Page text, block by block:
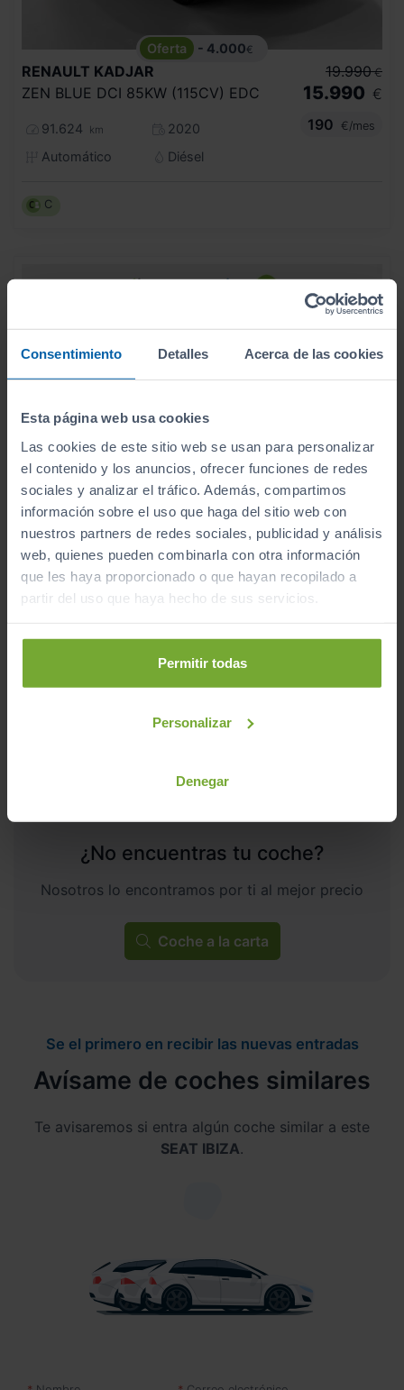
Consentimiento Detalles Acerca de las cookies
Esta página web usa cookies
Las cookies de este sitio web se usan para personalizar
el contenido y los anuncios, ofrecer funciones de redes
sociales y analizar el tráfico. Además, compartimos
información sobre el uso que haga del sitio web con
nuestros partners de redes sociales, publicidad y análisis
web, quienes pueden combinarla con otra información
que les haya proporcionado o que hayan recopilado a
partir del uso que haya hecho de sus servicios.
Permitir todas
Personalizar
Denegar
- 4.000€
RENAULT KADJAR
ZEN BLUE DCI 85KW (115CV) EDC
91.624 km
2020
Automático
Diésel
19.990 €
15.990 €
190
€/mes
C
VOLKSWAGEN POLO
R LINE 1.0 TSI 85KW (115CV) DSG
Automático
Gasolina
24.990
297
C
¿No encuentras tu coche?
Nosotros lo encontramos por ti al mejor precio
Coche a la carta
Se el primero en recibir las nuevas entradas
Avísame de coches similares
Te avisaremos si entra algún coche similar a este
SEAT IBIZA.